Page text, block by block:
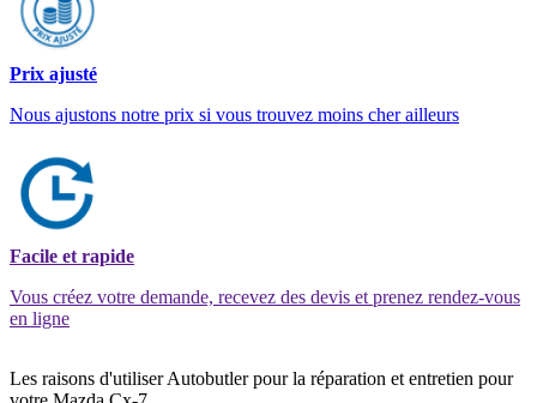
Prix ajusté
Nous ajustons notre prix si vous trouvez moins cher ailleurs
Facile et rapide
Vous créez votre demande, recevez des devis et prenez rendez-vous
en ligne
Les raisons d'utiliser Autobutler pour la réparation et entretien pour